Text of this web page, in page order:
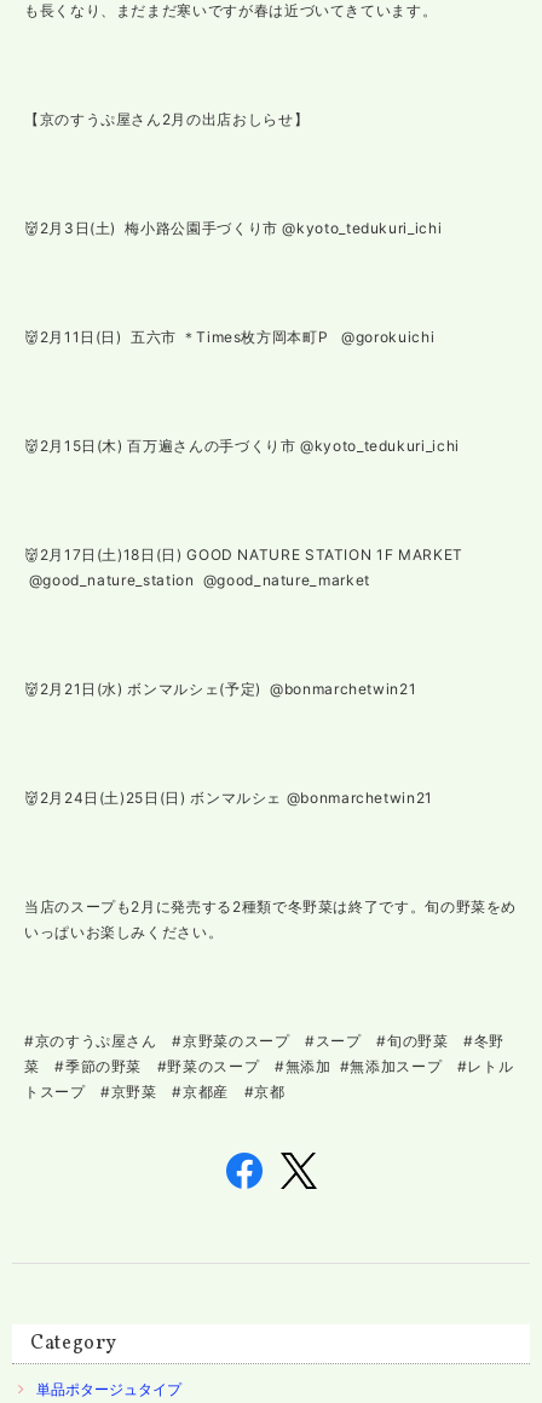
も長くなり、まだまだ寒いですが春は近づいてきています。
【京のすうぷ屋さん2月の出店おしらせ】
👹2月3日(土) 梅小路公園手づくり市 @kyoto_tedukuri_ichi
👹2月11日(日) 五六市 ＊Times枚方岡本町P @gorokuichi
👹2月15日(木) 百万遍さんの手づくり市 @kyoto_tedukuri_ichi
👹2月17日(土)18日(日) GOOD NATURE STATION 1F MARKET
@good_nature_station @good_nature_market
👹2月21日(水) ボンマルシェ(予定) @bonmarchetwin21
👹2月24日(土)25日(日) ボンマルシェ @bonmarchetwin21
当店のスープも2月に発売する2種類で冬野菜は終了です。旬の野菜をめ
いっぱいお楽しみください。
#京のすうぷ屋さん #京野菜のスープ #スープ #旬の野菜 #冬野
菜 #季節の野菜 #野菜のスープ #無添加 #無添加スープ #レトル
トスープ #京野菜 #京都産 #京都
Category
単品ポタージュタイプ